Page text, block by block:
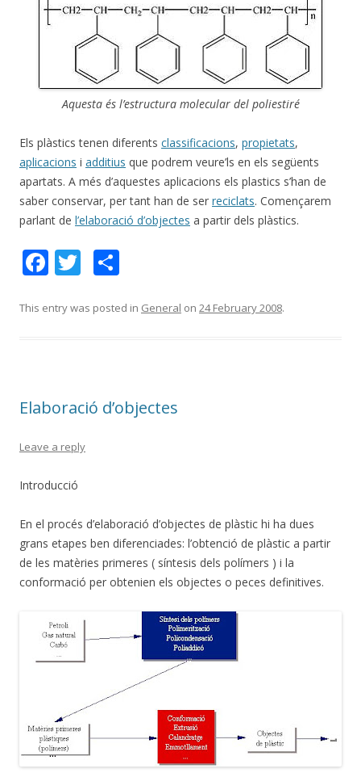
Aquesta és l’estructura molecular del poliestiré
Els plàstics tenen diferents classificacions, propietats,
aplicacions i additius que podrem veure’ls en els següents
apartats. A més d’aquestes aplicacions els plastics s’han de
saber conservar, per tant han de ser reciclats. Començarem
parlant de l’elaboració d’objectes a partir dels plàstics.
F
e
k
T
itt ar
This entry was posted in General on 24 February 2008.
Elaboració d’objectes
Leave a reply
Introducció
En el procés d’elaboració d’objectes de plàstic hi ha dues
grans etapes ben diferenciades: l’obtenció de plàstic a partir
de les matèries primeres ( síntesis dels polímers ) i la
conformació per obtenien els objectes o peces definitives.